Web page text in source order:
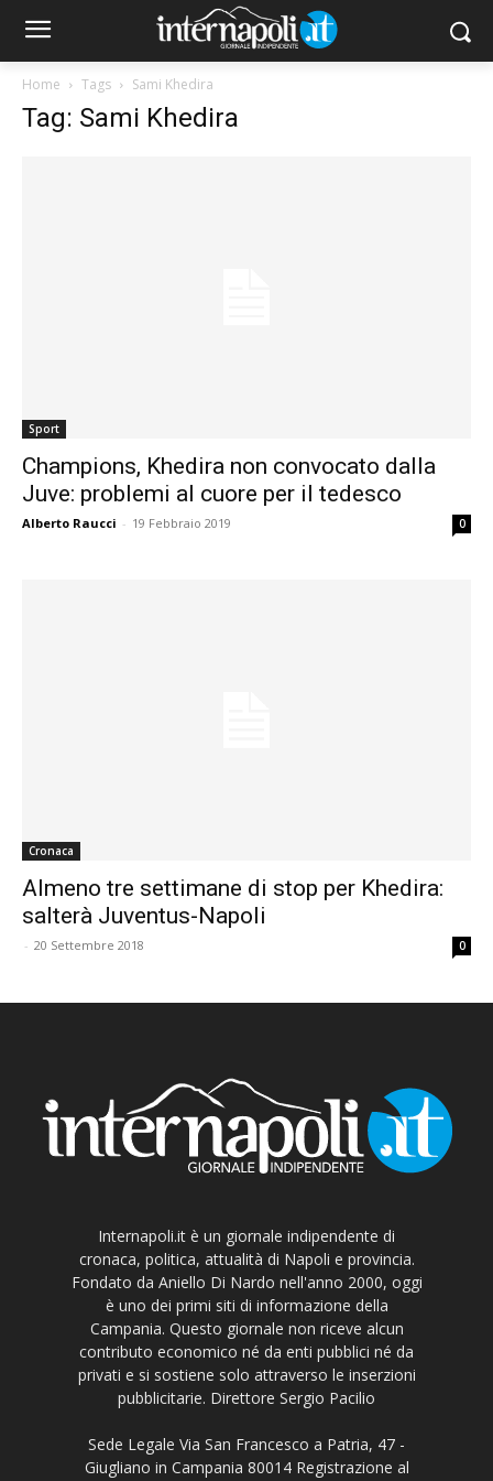
Home Tags Sami Khedira
Tag: Sami Khedira
Sport
Champions, Khedira non convocato dalla
Juve: problemi al cuore per il tedesco
Alberto Raucci - 19 Febbraio 2019 0
Cronaca
Almeno tre settimane di stop per Khedira:
salterà Juventus-Napoli
- 20 Settembre 2018 0
Internapoli.it è un giornale indipendente di
cronaca, politica, attualità di Napoli e provincia.
Fondato da Aniello Di Nardo nell'anno 2000, oggi
è uno dei primi siti di informazione della
Campania. Questo giornale non riceve alcun
contributo economico né da enti pubblici né da
privati e si sostiene solo attraverso le inserzioni
pubblicitarie. Direttore Sergio Pacilio
Sede Legale Via San Francesco a Patria, 47 -
Giugliano in Campania 80014 Registrazione al